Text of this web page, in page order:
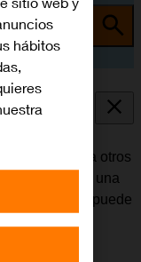
enviar a otros
y recibir SMS una
el caso, se puede
hábitos